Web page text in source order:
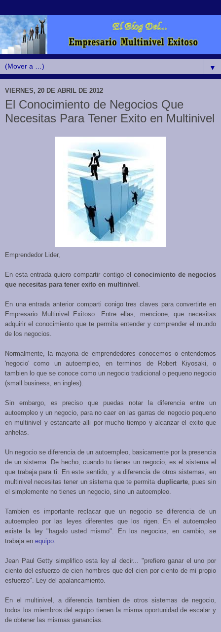
▼
VIERNES, 20 DE ABRIL DE 2012
El Conocimiento de Negocios Que
Necesitas Para Tener Exito en Multinivel
Emprendedor Lider,
En esta entrada quiero compartir contigo el conocimiento de negocios
que necesitas para tener exito en multinivel .
En una entrada anterior comparti conigo tres claves para convertirte en
Empresario Multinivel Exitoso. Entre ellas, mencione, que necesitas
adquirir el conocimiento que te permita entender y comprender el mundo
de los negocios.
Normalmente, la mayoria de emprendedores conocemos o entendemos
'negocio' como un autoempleo, en terminos de Robert Kiyosaki, o
tambien lo que se conoce como un negocio tradicional o pequeno negocio
(small business, en ingles).
Sin embargo, es preciso que puedas notar la diferencia entre un
autoempleo y un negocio, para no caer en las garras del negocio pequeno
en multinivel y estancarte alli por mucho tiempo y alcanzar el exito que
anhelas.
Un negocio se diferencia de un autoempleo, basicamente por la presencia
de un sistema. De hecho, cuando tu tienes un negocio, es el sistema el
que trabaja para ti. En este sentido, y a diferencia de otros sistemas, en
multinivel necesitas tener un sistema que te permita duplicarte, pues sin
el simplemente no tienes un negocio, sino un autoempleo.
Tambien es importante reclacar que un negocio se diferencia de un
autoempleo por las leyes diferentes que los rigen. En el autoempleo
existe la ley "hagalo usted mismo". En los negocios, en cambio, se
trabaja en equipo.
Jean Paul Getty simplifico esta ley al decir... "prefiero ganar el uno por
ciento del esfuerzo de cien hombres que del cien por ciento de mi propio
esfuerzo". Ley del apalancamiento.
En el multinivel, a diferencia tambien de otros sistemas de negocio,
todos los miembros del equipo tienen la misma oportunidad de escalar y
de obtener las mismas ganancias.